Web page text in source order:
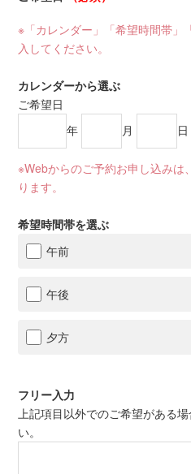
※「カレンダー」「希望時間帯」
入してください。
カレンダーから選ぶ
ご希望日
年
月 日
※Webからのご予約お申し込みは
ります。
希望時間帯を選ぶ
午前
午後
夕方
フリー入力
上記項目以外でのご希望がある
い。